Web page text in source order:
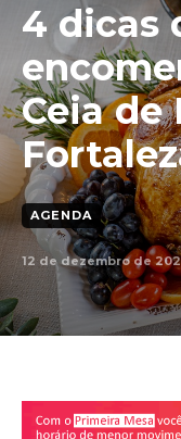
4 dicas
Ceia de
AGENDA
12 de dezembro de